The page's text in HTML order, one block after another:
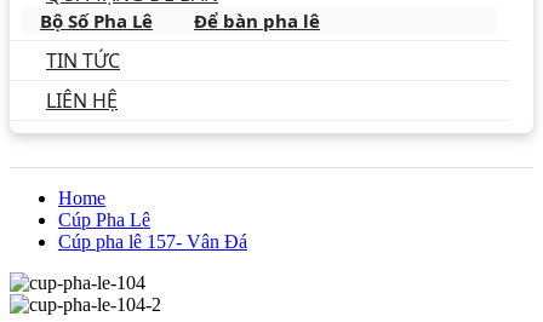
Bộ Số Pha Lê Để bàn pha lê
TIN TỨC
LIÊN HỆ
Home
Cúp Pha Lê
Cúp pha lê 157- Vân Đá